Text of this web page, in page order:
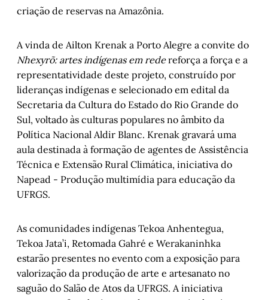
criação de reservas na Amazônia.
A vinda de Ailton Krenak a Porto Alegre a convite do
Nhexyrõ: artes indígenas em redereforça a força e a
representatividade deste projeto, construído por
lideranças indígenas e selecionado em edital da
Secretaria da Cultura do Estado do Rio Grande do
Sul, voltado às culturas populares no âmbito da
Política Nacional Aldir Blanc. Krenak gravará uma
aula destinada à formação de agentes de Assistência
Técnica e Extensão Rural Climática, iniciativa do
Napead - Produção multimídia para educação da
UFRGS.
As comunidades indígenas Tekoa Anhentegua,
Tekoa Jata’i, Retomada Gahré e Werakaninhka
estarão presentes no evento com a exposição para
valorização da produção de arte e artesanato no
saguão do Salão de Atos da UFRGS. A iniciativa